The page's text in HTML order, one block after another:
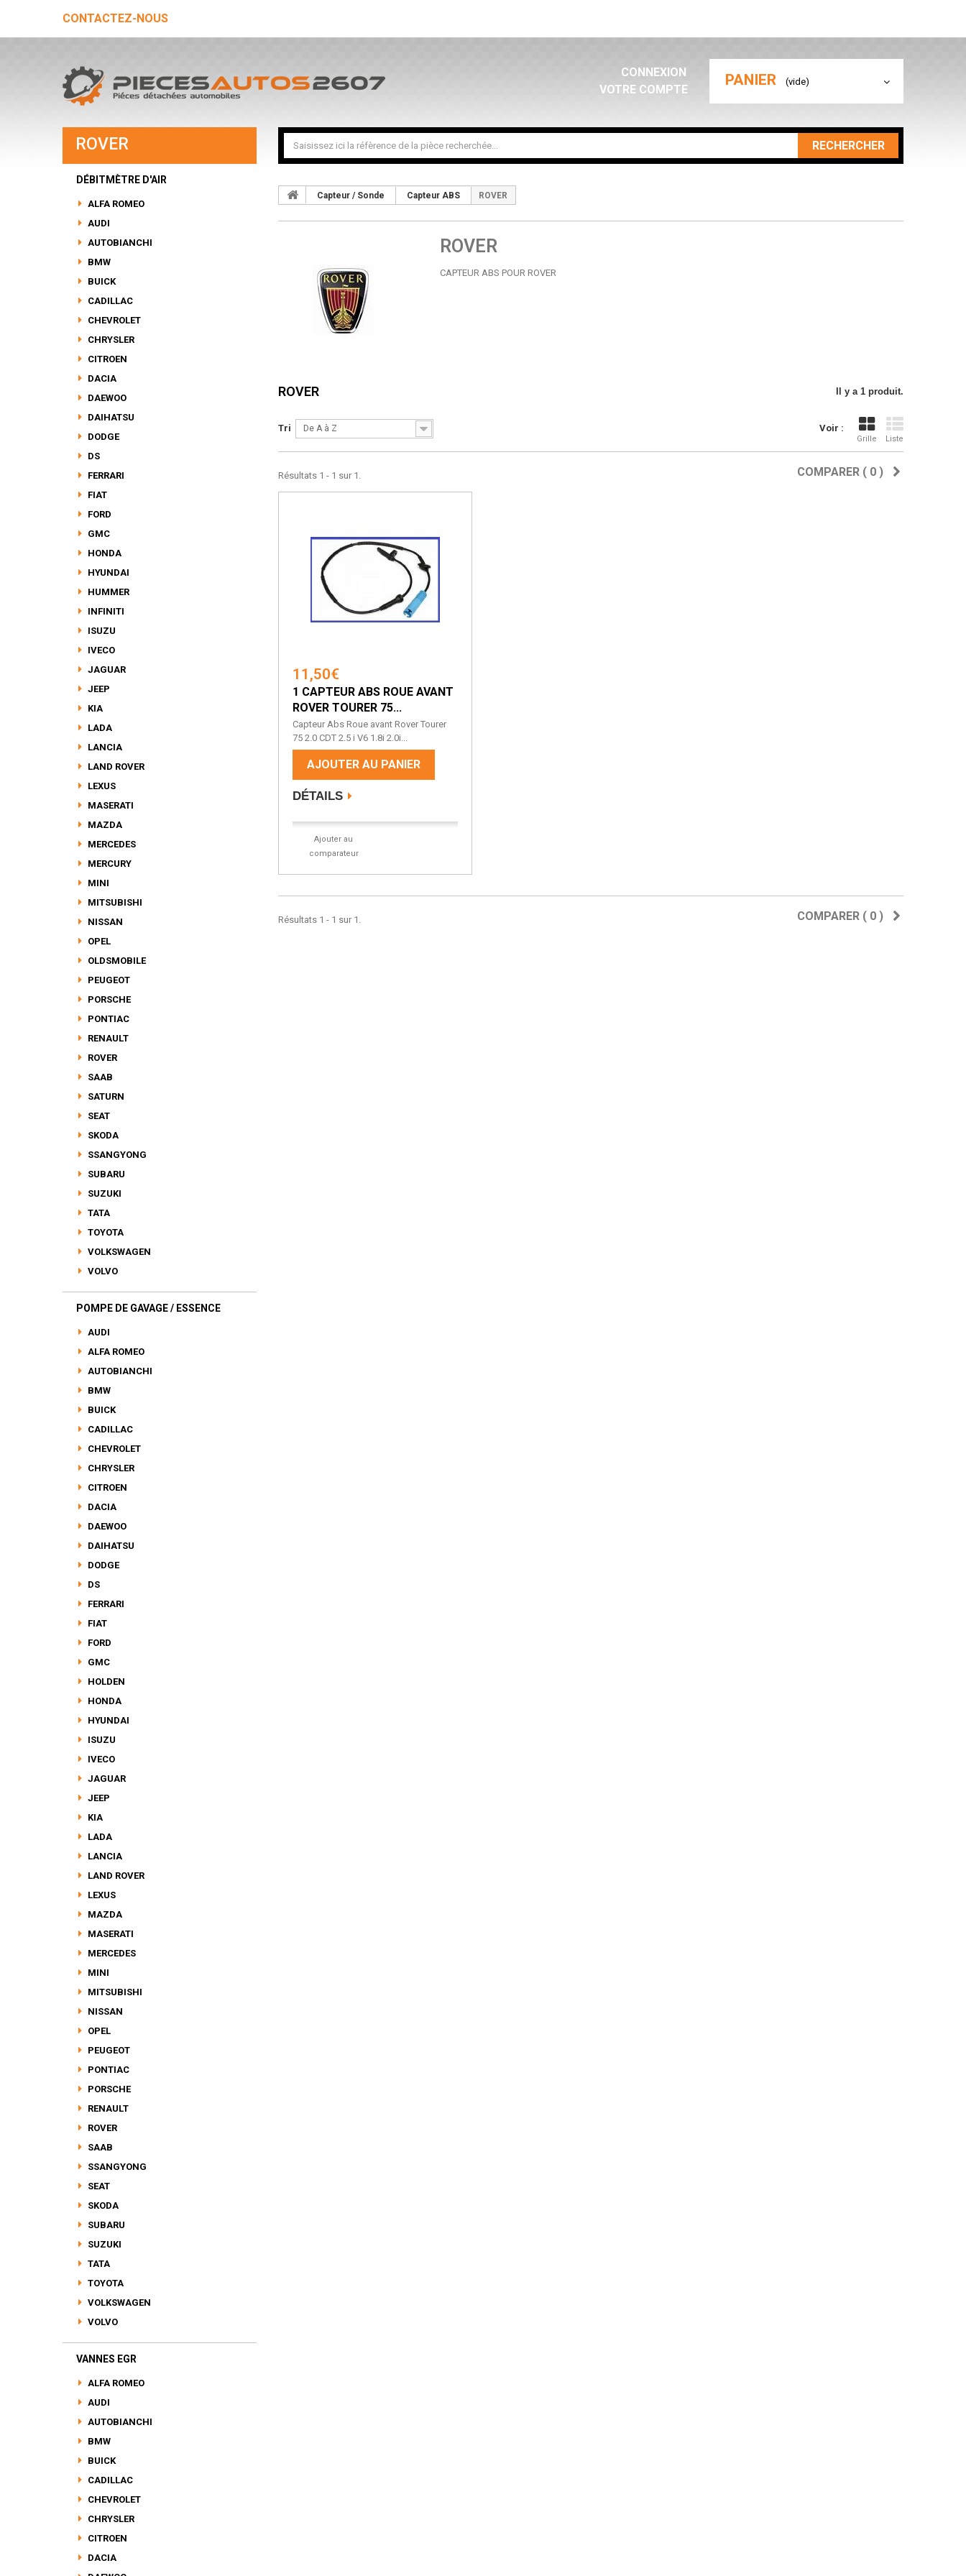
CONTACTEZ-NOUS
PANIER (vide)
CONNEXION
VOTRE COMPTE
RECHERCHER
ROVER
DÉBITMÈTRE D'AIR
ALFA ROMEO
AUDI
AUTOBIANCHI
BMW
BUICK
CADILLAC
CHEVROLET
CHRYSLER
CITROEN
DACIA
DAEWOO
DAIHATSU
DODGE
DS
FERRARI
FIAT
FORD
GMC
HONDA
HYUNDAI
HUMMER
INFINITI
ISUZU
IVECO
JAGUAR
JEEP
KIA
LADA
LANCIA
LAND ROVER
LEXUS
MASERATI
MAZDA
MERCEDES
MERCURY
MINI
MITSUBISHI
NISSAN
OPEL
OLDSMOBILE
PEUGEOT
PORSCHE
PONTIAC
RENAULT
ROVER
SAAB
SATURN
SEAT
SKODA
SSANGYONG
SUBARU
SUZUKI
TATA
TOYOTA
VOLKSWAGEN
VOLVO
POMPE DE GAVAGE / ESSENCE
AUDI
ALFA ROMEO
AUTOBIANCHI
BMW
BUICK
CADILLAC
CHEVROLET
CHRYSLER
CITROEN
DACIA
DAEWOO
DAIHATSU
DODGE
DS
FERRARI
FIAT
FORD
GMC
HOLDEN
HONDA
HYUNDAI
ISUZU
IVECO
JAGUAR
JEEP
KIA
LADA
LANCIA
LAND ROVER
LEXUS
MAZDA
MASERATI
MERCEDES
MINI
MITSUBISHI
NISSAN
OPEL
PEUGEOT
PONTIAC
PORSCHE
RENAULT
ROVER
SAAB
SSANGYONG
SEAT
SKODA
SUBARU
SUZUKI
TATA
TOYOTA
VOLKSWAGEN
VOLVO
VANNES EGR
ALFA ROMEO
AUDI
AUTOBIANCHI
BMW
BUICK
CADILLAC
CHEVROLET
CHRYSLER
CITROEN
DACIA
Capteur / Sonde Capteur ABS ROVER
ROVER
CAPTEUR ABS POUR ROVER
ROVER Il y a 1 produit.
Voir :
Grille Liste
Tri De A à Z
COMPARER ( 0 )
Résultats 1 - 1 sur 1.
11,50€
1 CAPTEUR ABS ROUE AVANT
ROVER TOURER 75...
Capteur Abs Roue avant Rover Tourer
75 2.0 CDT 2.5 i V6 1.8i 2.0i...
AJOUTER AU PANIER
DÉTAILS
Ajouter au
comparateur
COMPARER ( 0 )
Résultats 1 - 1 sur 1.